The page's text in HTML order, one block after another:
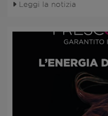
Leggi la notizia